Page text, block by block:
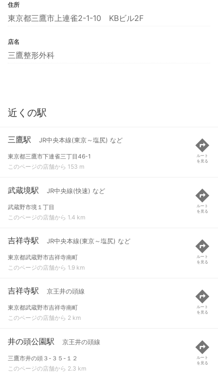
住所
東京都三鷹市上連雀2-1-10 KBビル2F
店名
三鷹整形外科
近くの駅
三鷹駅 JR中央本線(東京～塩尻) など
東京都三鷹市下連雀三丁目46-1
このページの店舗から 153 m
ルート
を見る
武蔵境駅 JR中央線(快速) など
武蔵野市境１丁目
このページの店舗から 1.4 km
ルート
を見る
吉祥寺駅 JR中央本線(東京～塩尻) など
東京都武蔵野市吉祥寺南町
このページの店舗から 1.9 km
ルート
を見る
吉祥寺駅 京王井の頭線
東京都武蔵野市吉祥寺南町
このページの店舗から 2 km
ルート
を見る
井の頭公園駅 京王井の頭線
三鷹市井の頭３-３５-１２
このページの店舗から 2.3 km
ルート
を見る